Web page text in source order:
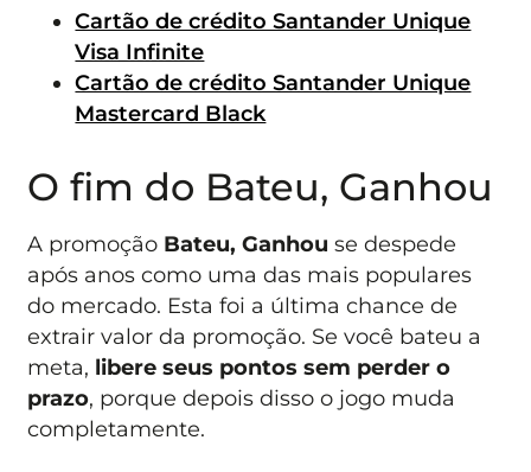
Cartão de crédito Santander Unique
Visa Infinite
Cartão de crédito Santander Unique
Mastercard Black
O fim do Bateu, Ganhou
A promoção Bateu, Ganhou se despede
após anos como uma das mais populares
do mercado. Esta foi a última chance de
extrair valor da promoção. Se você bateu a
meta, libere seus pontos sem perder o
prazo, porque depois disso o jogo muda
completamente.